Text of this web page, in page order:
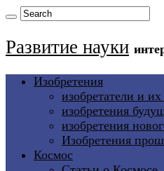
Развитие науки
Изобретения
изобретатели и
изобретения
изобретения
Изобретения
Космос